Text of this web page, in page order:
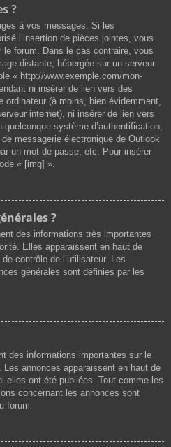
?
à vos messages. Si les
l’insertion de pièces jointes, vous
le forum. Dans le cas contraire, vous
distante, hébergée sur un serveur
« http://www.exemple.com/mon-
ni insérer de lien vers des
ordinateur (à moins, bien évidemment,
internet), ni insérer de lien vers
système d’authentification,
messagerie électronique de Outlook
un mot de passe, etc. Pour insérer
« [img] ».
?
des informations très importantes
Elles apparaissent en haut de
contrôle de l’utilisateur. Les
générales sont définies par les
des informations importantes sur le
annonces apparaissent en haut de
elles ont été publiées. Tout comme les
concernant les annonces sont
forum.